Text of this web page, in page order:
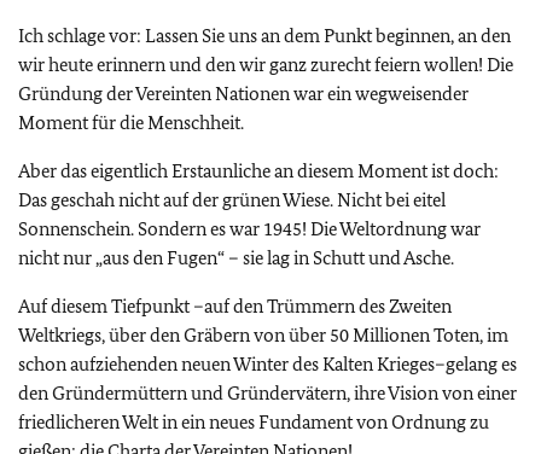
Ich schlage vor: Lassen Sie uns an dem Punkt beginnen, an den
wir heute erinnern und den wir ganz zurecht feiern wollen! Die
Gründung der Vereinten Nationen war ein wegweisender
Moment für die Menschheit.
Aber das eigentlich Erstaunliche an diesem Moment ist doch:
Das geschah nicht auf der grünen Wiese. Nicht bei eitel
Sonnenschein. Sondern es war 1945! Die Weltordnung war
nicht nur „aus den Fugen“ – sie lag in Schutt und Asche.
Auf diesem Tiefpunkt –auf den Trümmern des Zweiten
Weltkriegs, über den Gräbern von über 50 Millionen Toten, im
schon aufziehenden neuen Winter des Kalten Krieges–gelang es
den Gründermüttern und Gründervätern, ihre Vision von einer
friedlicheren Welt in ein neues Fundament von Ordnung zu